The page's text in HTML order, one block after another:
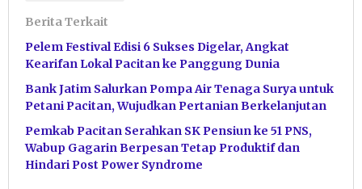
Berita Terkait
Pelem Festival Edisi 6 Sukses Digelar, Angkat
Kearifan Lokal Pacitan ke Panggung Dunia
Bank Jatim Salurkan Pompa Air Tenaga Surya untuk
Petani Pacitan, Wujudkan Pertanian Berkelanjutan
Pemkab Pacitan Serahkan SK Pensiun ke 51 PNS,
Wabup Gagarin Berpesan Tetap Produktif dan
Hindari Post Power Syndrome